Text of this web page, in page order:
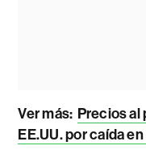
Ver más: Precios al
EE.UU. por caída